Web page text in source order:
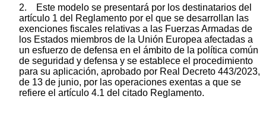
2. Este modelo se presentará por los destinatarios del
artículo 1 del Reglamento por el que se desarrollan las
exenciones fiscales relativas a las Fuerzas Armadas de
los Estados miembros de la Unión Europea afectadas a
un esfuerzo de defensa en el ámbito de la política común
de seguridad y defensa y se establece el procedimiento
para su aplicación, aprobado por Real Decreto 443/2023,
de 13 de junio, por las operaciones exentas a que se
refiere el artículo 4.1 del citado Reglamento.